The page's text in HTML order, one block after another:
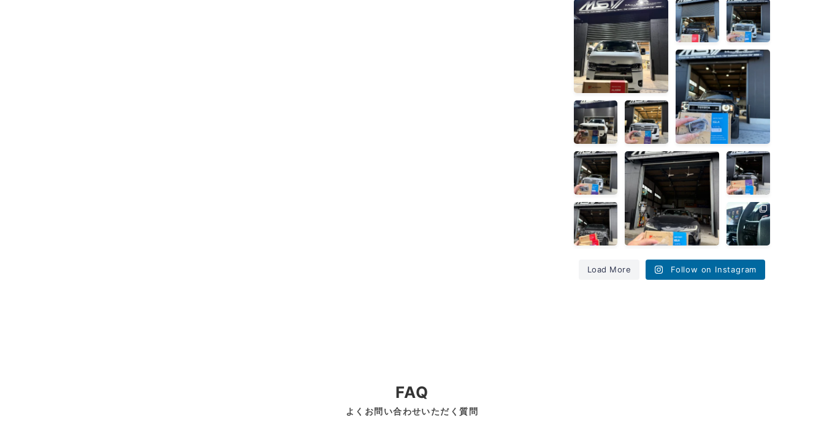
本日は9型ハイエースのご
今回は人気のカーセキュリ
ティ、AUTHOR...
...
新型40ヴェ
ルファイア
が入庫しま
した！✨
...
ランドクル
ーザー
300、ご入
庫いただき
ました！✨
...
話題の新型車、ランドクル
ーザー250がご入庫です！
✨...
話題の新型
ランドクル
ーザー
250、ご入
庫いただき
ました！
✨...
ランドクル
ーザー300
へのセキュ
リティイン
ストール、
お任せいた
だきまし
た！💪
...
ランドクル
ーザー300
へのカーセ
キュリティ
施工が完了
しました！
💪
...
トヨタ 90スープラへカー
セキュリティをインストー
ルさせていただきまし
た。
新型レクサ
ス GX550
が入庫で
す！✨...
新型40アル
ファードの
ご入庫で
す！✨
守るため、
ランクル70
のナビ取り
付け作業を
行いまし
た！🚗
大画面ナビ
で視認性も
バッチ
Load More Follow on Instagram
FAQ
よくお問い合わせいただく質問